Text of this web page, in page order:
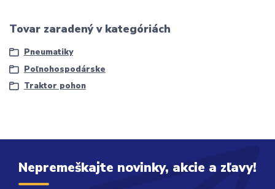
Tovar zaradený v kategóriách
Pneumatiky
Poľnohospodárske
Traktor pohon
Nepremeškajte novinky, akcie a zľavy!